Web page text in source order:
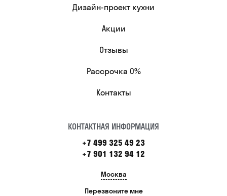
Дизайн-проект кухни
Акции
Отзывы
Рассрочка 0%
Контакты
КОНТАКТНАЯ ИНФОРМАЦИЯ
+7 499 325 49 23
+7 901 132 94 12
Москва
Перезвоните мне